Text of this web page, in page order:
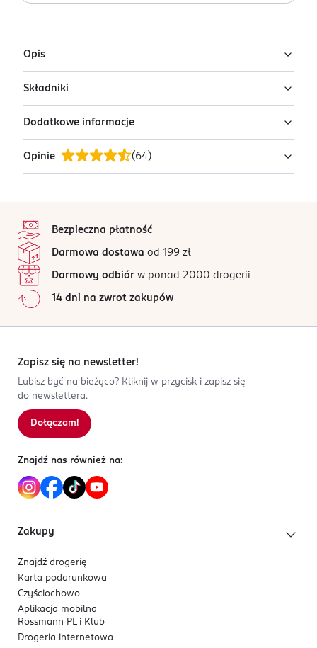
Opis
Matcha, czyli zmielone liście zielonej herbaty typu
tencha. Liście pochodzą z I i II zbioru, z ogrodu w
Japonii. Napar charakteryzuje się zdecydowanym,
lekko słodkim smakiem. Idealna do przygotowania
zarówno z wodą, jak i z roślinnym napojem, np.:
owsianym.
Składniki
Sproszkowana zielona herbata*(100%). *z uprawy
ekologicznej
Dodatkowe informacje
PRZYGOTOWANIE I STOSOWANIE
Zmieszaj 2 g (płaska łyżeczka) matchy w 100 ml
roślinnego lub mleka.
PRODUCENT/PODMIOT ODPOWIEDZIALNY
Brown House&Tea Katarzyna Ogrodzińska-Skałba
ul. Bystrzycka 19A
58-100 Świdnica
Opinie (64)
Wszystkie opinie są zweryfikowane zakupem.
4
0%
2
1
0%
Sortowanie wg
Bezpieczna płatność
Darmowa dostawa od 199 zł
Darmowy odbiór w ponad 2000 drogerii
14 dni na zwrot zakupów
Zapisz się na newsletter!
Lubisz być na bieżąco? Kliknij w przycisk i zapisz się
do newslettera.
Dołączam!
Znajdź nas również na:
Zakupy
Znajdź drogerię
Karta podarunkowa
Czyściochowo
Aplikacja mobilna
Rossmann PL i Klub
Drogeria internetowa